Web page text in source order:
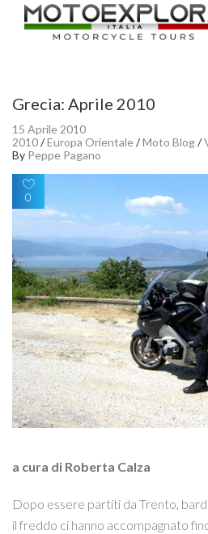
Grecia: Aprile 2010
15 Aprile 2010
2010/Europa Orientale/Moto Blog/
By Peppe Pagano
0
a cura di Roberta Calza
Dopo essere partiti da Trento,
il freddo ci hanno accompagnato